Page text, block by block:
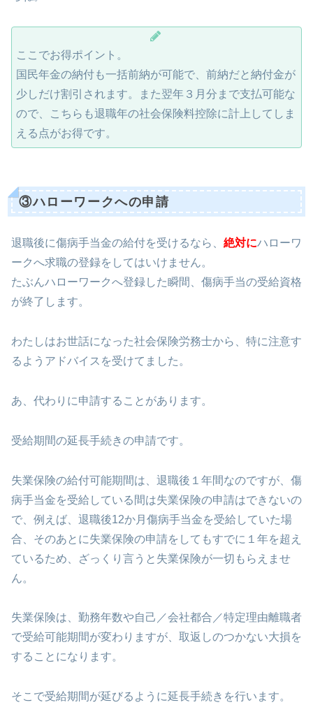
ここでお得ポイント。
国民年金の納付も一括前納が可能で、前納だと納付金が
少しだけ割引されます。また翌年３月分まで支払可能な
ので、こちらも退職年の社会保険料控除に計上してしま
える点がお得です。
③ハローワークへの申請
退職後に傷病手当金の給付を受けるなら、 絶対にハローワ
ークへ求職の登録をしてはいけません。
たぶんハローワークへ登録した瞬間、傷病手当の受給資格
が終了します。
わたしはお世話になった社会保険労務士から、特に注意す
るようアドバイスを受けてました。
あ、代わりに申請することがあります。
受給期間の延長手続きの申請です。
失業保険の給付可能期間は、退職後１年間なのですが、傷
病手当金を受給している間は失業保険の申請はできないの
で、例えば、退職後12か月傷病手当金を受給していた場
合、そのあとに失業保険の申請をしてもすでに１年を超え
ているため、ざっくり言うと失業保険が一切もらえませ
ん。
失業保険は、勤務年数や自己／会社都合／特定理由離職者
で受給可能期間が変わりますが、取返しのつかない大損を
することになります。
そこで受給期間が延びるように延長手続きを行います。